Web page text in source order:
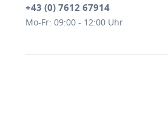
+43 (0) 7612 67914
Mo-Fr: 09:00 - 12:00 Uhr